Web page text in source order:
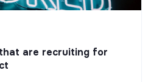
are recruiting for